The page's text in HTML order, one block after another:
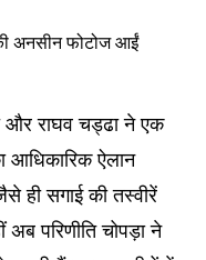
और राघव चड्ढा ने एक
आधिकारिक ऐलान
ही सगाई की तस्वीरें
परिणीति चोपड़ा ने